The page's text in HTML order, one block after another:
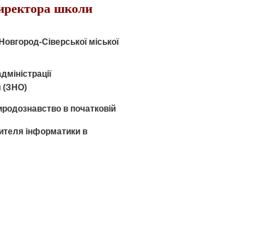
школи
Сіверської міської
(ЗНО)
в початковій
інформатики в